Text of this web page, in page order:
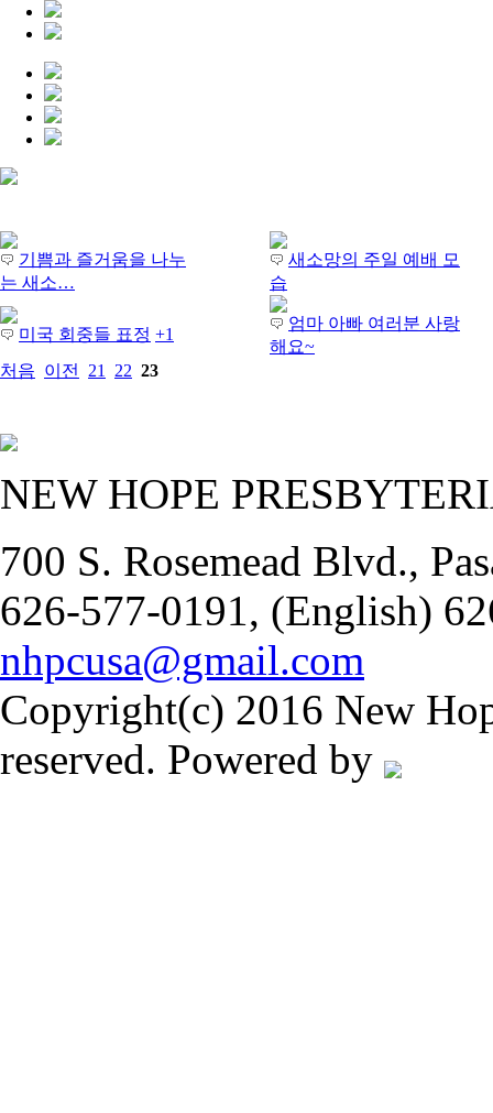
기쁨과 즐거움을 나누
는 새소…
새소망의 주일 예배 모
습
미국 회중들 표정 +1
엄마 아빠 여러분 사랑
해요~
처음 이전 21 22 23
NEW HOPE
700 S. Rosemead Blvd.,
626-577-0191, (English)
nhpcusa@gmail.com
Copyright(c) 2016 New
reserved. Powered by